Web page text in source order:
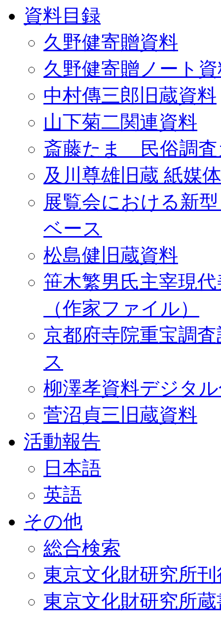
資料目録
久野健寄贈資料
久野健寄贈ノート
中村傳三郎旧蔵資料
山下菊二関連資料
斎藤たま 民俗調査
及川尊雄旧蔵 紙媒
展覧会における新
ベース
松島健旧蔵資料
笹木繁男氏主宰現
（作家ファイル）
京都府寺院重宝調
ス
柳澤孝資料デジタ
菅沼貞三旧蔵資料
活動報告
日本語
英語
その他
総合検索
東京文化財研究所
東京文化財研究所